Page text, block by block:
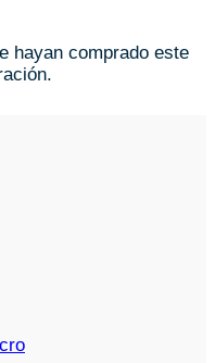
hayan comprado este